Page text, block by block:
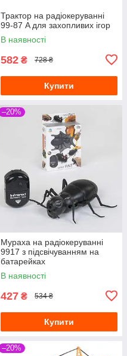
Трактор на радіокеруванні
99-87 A для захопливих ігор
В наявності
582 ₴ 728 ₴
Купити
–20%
Мураха на радіокеруванні
9917 з підсвічуванням на
батарейках
В наявності
427 ₴ 534 ₴
Купити
–20%